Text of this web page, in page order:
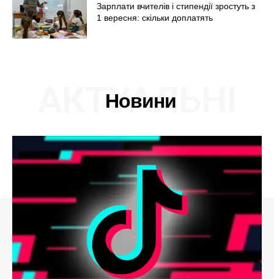
Зарплати вчителів і стипендії зростуть з
1 вересня: скільки доплатять
Новини
АКТУАЛЬНІ